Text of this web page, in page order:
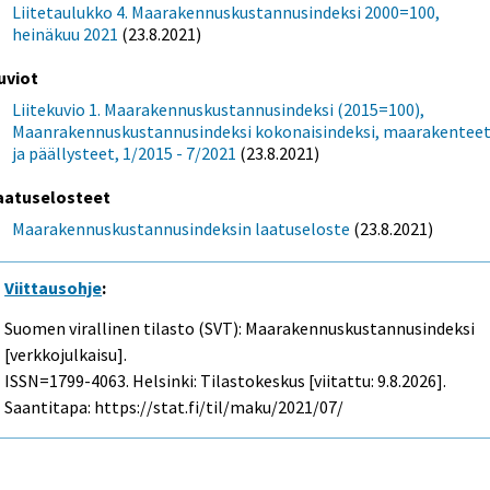
Liitetaulukko 4. Maarakennuskustannusindeksi 2000=100,
heinäkuu 2021 (23.8.2021)
Liitekuvio 1. Maarakennuskustannusindeksi (2015=100),
Maanrakennuskustannusindeksi kokonaisindeksi,
ja päällysteet, 1/2015 - 7/2021 (23.8.2021)
Maarakennuskustannusindeksin laatuseloste (23.8.2021)
Viittausohje:
Suomen virallinen tilasto (SVT): Maarakennuskustannusindeksi
[verkkojulkaisu].
ISSN=1799-4063. Helsinki: Tilastokeskus [viitattu: 9.8.2026].
Saantitapa: https://stat.fi/til/maku/2021/07/